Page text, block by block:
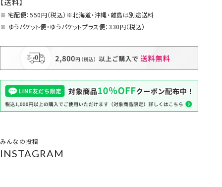
宅配便：550円（税込）※北海道・沖縄・離島は別途送料
ゆうパケット便・ゆうパケットプラス便：330円（税込）
みんなの投稿
INSTAGRAM